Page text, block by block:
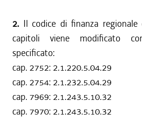
2. Il codice di finanza
capitoli viene modificato
specificato:
cap. 2752: 2.1.220.5.04.29
cap. 2754: 2.1.232.5.04.29
cap. 7969: 2.1.243.5.10.32
cap. 7970: 2.1.243.5.10.32